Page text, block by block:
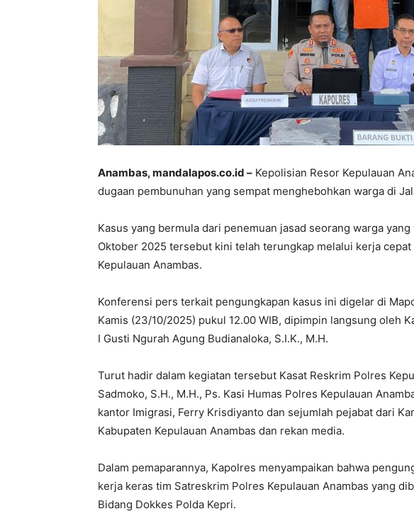
Anambas, mandalapos.co.id – Kepolisian Resor Kepulauan
dugaan pembunuhan yang sempat menghebohkan warga di
Kasus yang bermula dari penemuan jasad seorang warga
Oktober 2025 tersebut kini telah terungkap melalui kerja
Kepulauan Anambas.
Konferensi pers terkait pengungkapan kasus ini digelar di
Kamis (23/10/2025) pukul 12.00 WIB, dipimpin langsung oleh
I Gusti Ngurah Agung Budianaloka, S.I.K., M.H.
Turut hadir dalam kegiatan tersebut Kasat Reskrim Polres
Sadmoko, S.H., M.H., Ps. Kasi Humas Polres Kepulauan
kantor Imigrasi, Ferry Krisdiyanto dan sejumlah pejabat dari
Kabupaten Kepulauan Anambas dan rekan media.
Dalam pemaparannya, Kapolres menyampaikan bahwa
kerja keras tim Satreskrim Polres Kepulauan Anambas yang
Bidang Dokkes Polda Kepri.